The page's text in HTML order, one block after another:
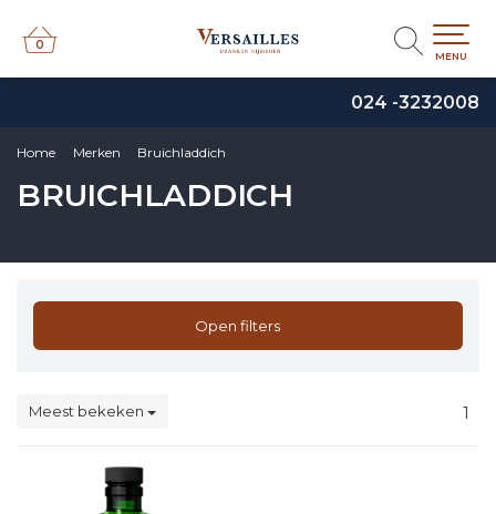
024 -3232008
0
0
MENU
Home Merken Bruichladdich
BRUICHLADDICH
Open filters
Meest bekeken 1